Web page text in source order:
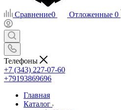
Сравнение0 Отложенные 0
Телефоны
+7 (343) 227-07-60
+79193869696
Главная
Каталог